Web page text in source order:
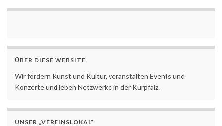
ÜBER DIESE WEBSITE
Wir fördern Kunst und Kultur, veranstalten Events und
Konzerte und leben Netzwerke in der Kurpfalz.
UNSER „VEREINSLOKAL“